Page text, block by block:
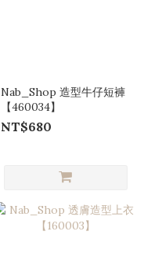
Nab_Shop 造型牛仔短褲
【460034】
NT$680